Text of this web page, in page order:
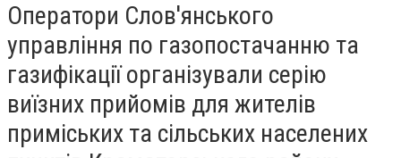
Оператори Слов'янського
управління по газопостачанню та
газифікації організували серію
виїзних прийомів для жителів
приміських та сільських населених